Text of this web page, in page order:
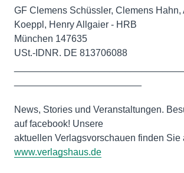
GF Clemens Schüssler, Clemens Hahn,
Koeppl, Henry Allgaier - HRB
München 147635
USt.-IDNR. DE 813706088
News, Stories und Veranstaltungen.
auf facebook! Unsere
aktuellen Verlagsvorschauen finden Sie
www.verlagshaus.de